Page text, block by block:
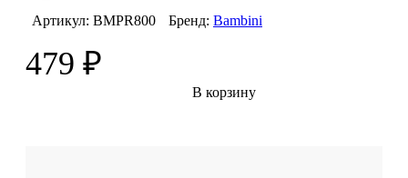
Артикул: BMPR800 Бренд: Bambini
479 ₽
В корзину